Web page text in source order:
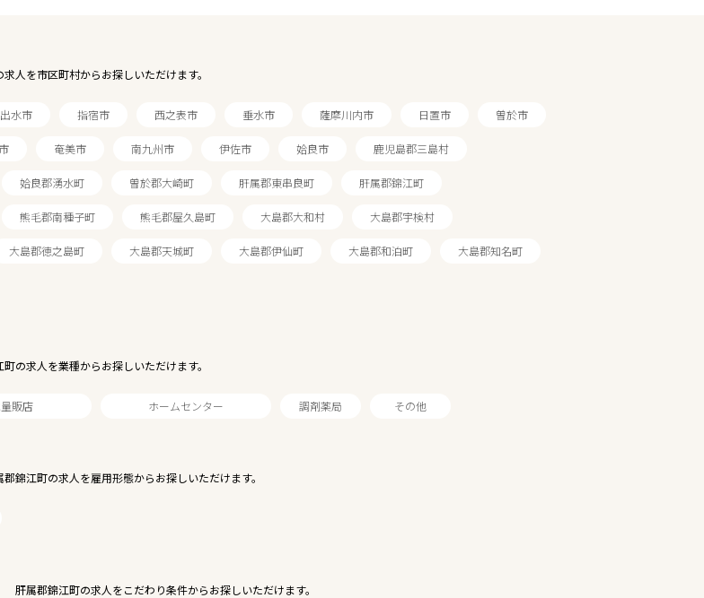
求人を市区町村からお探しいただけます。
出水市 指宿市 西之表市 垂水市 薩摩川内市 日置市 曽於市
奄美市 南九州市 伊佐市 姶良市 鹿児島郡三島村
姶良郡湧水町 曽於郡大崎町 肝属郡東串良町 肝属郡錦江町
熊毛郡南種子町 熊毛郡屋久島町 大島郡大和村 大島郡宇検村
大島郡徳之島町 大島郡天城町 大島郡伊仙町 大島郡和泊町 大島郡知名町
の求人を業種からお探しいただけます。
販店 ホームセンター 調剤薬局 その他
郡錦江町の求人を雇用形態からお探しいただけます。
肝属郡錦江町の求人をこだわり条件からお探しいただけます。